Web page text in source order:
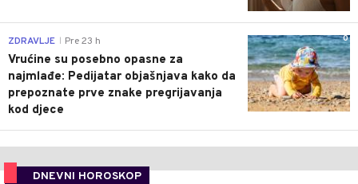
0
ZDRAVLJE Pre 23 h
Vrućine su posebno opasne za
najmlađe: Pedijatar objašnjava kako da
prepoznate prve znake pregrijavanja
kod djece
DNEVNI HOROSKOP